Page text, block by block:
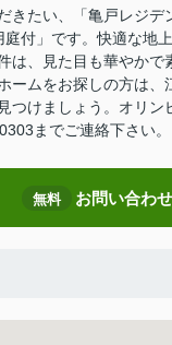
きたい、「亀戸レジ
付」です。快適な地
は、見た目も華やかで
ームをお探しの方は、
つけましょう。オリン
までご連絡下さい。
無料 お問い合わせ